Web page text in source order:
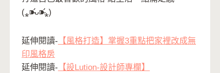
(⁎⁍̴̛ᴗ⁍̴̛⁎)
延伸閱讀- 【風格打造】掌握3重點把家裡改成無
印風格房
延伸閱讀- 【設Lution-設計師專欄】